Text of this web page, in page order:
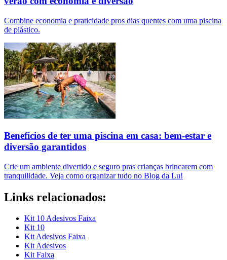
Combine economia e praticidade pros dias quentes com uma piscina
de plástico.
Benefícios de ter uma piscina em casa: bem-estar e
diversão garantidos
Crie um ambiente divertido e seguro pras crianças brincarem com
tranquilidade. Veja como organizar tudo no Blog da Lu!
Links relacionados:
Kit 10 Adesivos Faixa
Kit 10
Kit Adesivos Faixa
Kit Adesivos
Kit Faixa